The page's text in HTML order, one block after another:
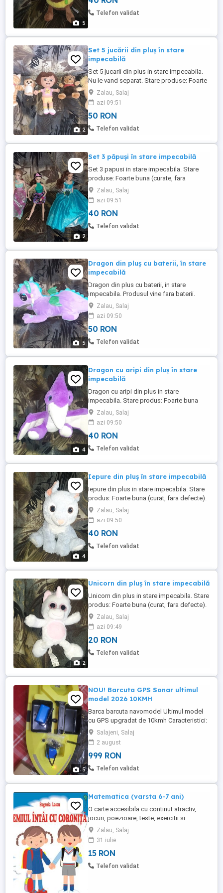
5
(siguranta sporita pentru cei mici). Pret: 40
Telefon validat
2
Set 5 jucării din pluş în stare
impecabilă
Set 5 jucarii din plus in stare impecabila.
Nu le vand separat. Stare produse: Foarte
buna (curate, fara defecte). Material: Plus
moale, antialergic, avand detalii brodate
(siguranta sporita pentru cei mici).
Zalau, Salaj
azi 09:51
50 RON
Telefon validat
2
Set 3 păpuşi în stare impecabilă
Set 3 papusi in stare impecabila. Stare
produse: Foarte buna (curate, fara
defecte).
Zalau, Salaj
azi 09:51
40 RON
Telefon validat
5
Dragon din pluş cu baterii, în stare
impecabilă
Dragon din plus cu baterii, in stare
impecabila. Produsul vine fara baterii.
Bateriile nu sunt incluse in pret. Stare
produs: Foarte buna (curat, fara defecte).
Material: Plus moale, antialergic, avand
detalii brodate (siguranta sporita pentru
cei mici).
Zalau, Salaj
azi 09:50
50 RON
Telefon validat
4
Dragon cu aripi din pluş în stare
impecabilă
Dragon cu aripi din plus in stare
impecabila. Stare produs: Foarte buna
(curat, fara defecte). Material: Plus moale,
antialergic, avand detalii brodate
(siguranta sporita pentru cei mici).
Zalau, Salaj
azi 09:50
40 RON
Telefon validat
4
Iepure din pluş în stare impecabilă
Iepure din plus in stare impecabila. Stare
produs: Foarte buna (curat, fara defecte).
Material: Plus moale, antialergic, avand
detalii brodate (siguranta sporita pentru
cei mici).
Zalau, Salaj
azi 09:50
40 RON
Telefon validat
2
Unicorn din pluş în stare impecabilă
Unicorn din plus in stare impecabila. Stare
produs: Foarte buna (curat, fara defecte).
Material: Plus moale, antialergic, avand
detalii brodate (siguranta sporita pentru
cei mici).
Zalau, Salaj
azi 09:49
20 RON
Telefon validat
5
NOU! Barcuta GPS Sonar ultimul
model 2026 10KMH
Barca barcuta navomodel Ultimul model
cu GPS upgradat de 10kmh Caracteristici:
Funcția GPS ajută la setarea a 40
(PATRUZECI) de puncte de poziționare
arbitrare, iar barca poate fi înainte și înapoi
pe baza punctului pe care l-ați setat. Când
întâmpinați pierderea semnalului sau
Salajeni, Salaj
2 august
999 RON
Telefon validat
Matematica (varsta 6-7 ani)
O carte accesibila cu continut atractiv,
jocuri, poezioare, teste, exercitii si
probleme. Se poate cumpara si in format
digital de la adresa https://ebooks.gil.ro
Multumim!
Zalau, Salaj
31 iulie
15 RON
Telefon validat